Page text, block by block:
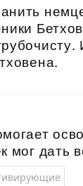
мог дать